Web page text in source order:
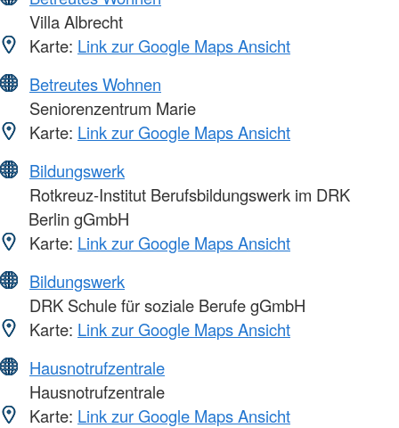
Villa Albrecht
Karte: Link zur Google Maps Ansicht
Betreutes Wohnen
Seniorenzentrum Marie
Karte: Link zur Google Maps Ansicht
Bildungswerk
Rotkreuz-Institut Berufsbildungswerk im DRK
Berlin gGmbH
Karte: Link zur Google Maps Ansicht
Bildungswerk
DRK Schule für soziale Berufe gGmbH
Karte: Link zur Google Maps Ansicht
Hausnotrufzentrale
Hausnotrufzentrale
Karte: Link zur Google Maps Ansicht